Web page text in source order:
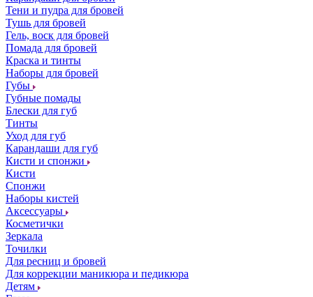
Тени и пудра для бровей
Тушь для бровей
Гель, воск для бровей
Помада для бровей
Краска и тинты
Наборы для бровей
Губы
Губные помады
Блески для губ
Тинты
Уход для губ
Карандаши для губ
Кисти и спонжи
Кисти
Спонжи
Наборы кистей
Аксессуары
Косметички
Зеркала
Точилки
Для ресниц и бровей
Для коррекции маникюра и педикюра
Детям